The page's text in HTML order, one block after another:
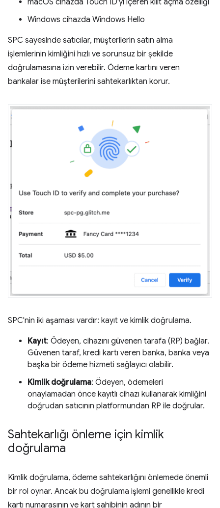
macOS cihazda Touch ID'yi içeren kilit açma özelliği
Windows cihazda Windows Hello
SPC sayesinde satıcılar, müşterilerin satın alma
işlemlerinin kimliğini hızlı ve sorunsuz bir şekilde
doğrulamasına izin verebilir. Ödeme kartını veren
bankalar ise müşterilerini sahtekarlıktan korur.
SPC'nin iki aşaması vardır: kayıt ve kimlik doğrulama.
Kayıt: Ödeyen, cihazını güvenen tarafa (RP) bağlar.
Güvenen taraf, kredi kartı veren banka, banka veya
başka bir ödeme hizmeti sağlayıcı olabilir.
Kimlik doğrulama: Ödeyen, ödemeleri
onaylamadan önce kayıtlı cihazı kullanarak kimliğini
doğrudan satıcının platformundan RP ile doğrular.
Sahtekarlığı önleme için kimlik
doğrulama
Kimlik doğrulama, ödeme sahtekarlığını önlemede önemli
bir rol oynar. Ancak bu doğrulama işlemi genellikle kredi
kartı numarasının ve kart sahibinin adının bir